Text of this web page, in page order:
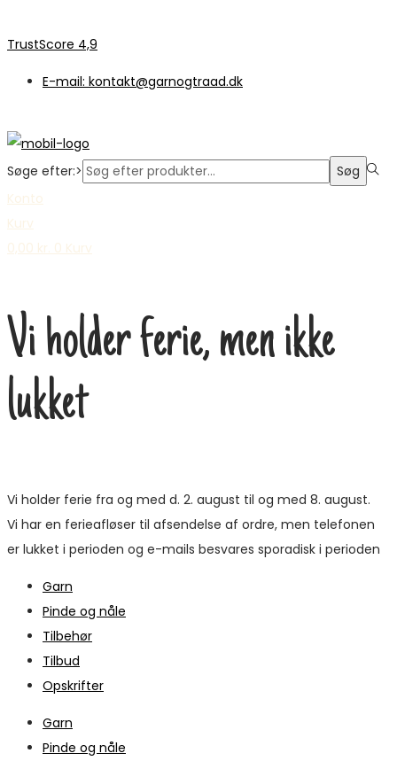
TrustScore 4,9
E-mail: kontakt@garnogtraad.dk
Søge efter:>
Søg
Konto
Kurv
0,00 kr. 0 Kurv
Vi holder ferie, men ikke
lukket
Vi holder ferie fra og med d. 2. august til og med 8. august.
Vi har en ferieafløser til afsendelse af ordre, men telefonen
er lukket i perioden og e-mails besvares sporadisk i perioden
Garn
Pinde og nåle
Tilbehør
Tilbud
Opskrifter
Garn
Pinde og nåle